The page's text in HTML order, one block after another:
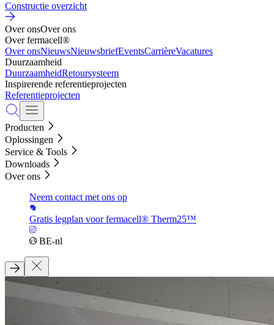
Constructie overzicht
Over onsOver ons
Over fermacell®
Over onsNieuwsNieuwsbriefEventsCarrièreVacatures
Duurzaamheid
DuurzaamheidRetoursysteem
Inspirerende referentieprojecten
Referentieprojecten
Producten
Oplossingen
Service & Tools
Downloads
Over ons
Neem contact met ons op
Gratis legplan voor fermacell® Therm25™
BE-nl